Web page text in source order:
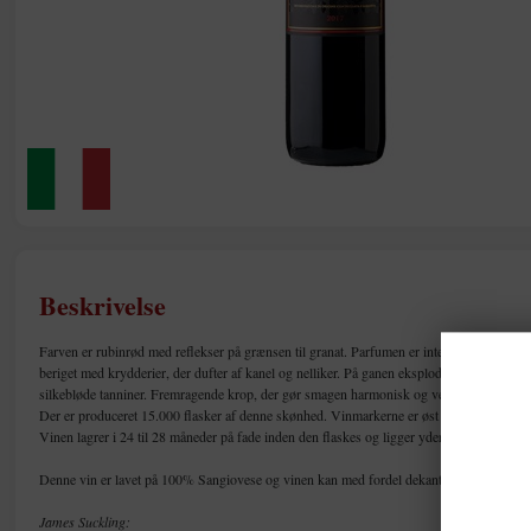
Beskrivelse
Farven er rubinrød med reflekser på grænsen til granat. Parfumen er intens, fin og
beriget med krydderier, der dufter af kanel og nelliker. På ganen eksploderer den i al
silkebløde tanniner. Fremragende krop, der gør smagen harmonisk og vedvarende.
Der er produceret 15.000 flasker af denne skønhed. Vinmarkerne er øst og nordvendte
Vinen lagrer i 24 til 28 måneder på fade inden den flaskes og ligger yderligere 10
Denne vin er lavet på 100% Sangiovese og vinen kan med fordel dekanteres før brug.
James Suckling: